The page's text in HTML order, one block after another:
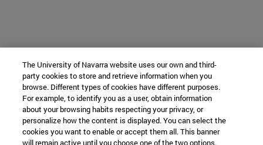
The University of Navarra website uses our own and third-
party cookies to store and retrieve information when you
browse. Different types of cookies have different purposes.
For example, to identify you as a user, obtain information
about your browsing habits respecting your privacy, or
personalize how the content is displayed. You can select the
cookies you want to enable or accept them all. This banner
will remain active until you choose one of the two options.